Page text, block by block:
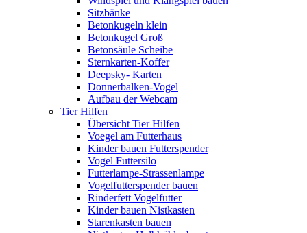
Sitzbänke
Betonkugeln klein
Betonkugel Groß
Betonsäule Scheibe
Sternkarten-Koffer
Deepsky- Karten
Donnerbalken-Vogel
Aufbau der Webcam
Tier Hilfen
Übersicht Tier Hilfen
Voegel am Futterhaus
Kinder bauen Futterspender
Vogel Futtersilo
Futterlampe-Strassenlampe
Vogelfutterspender bauen
Rinderfett Vogelfutter
Kinder bauen Nistkasten
Starenkasten bauen